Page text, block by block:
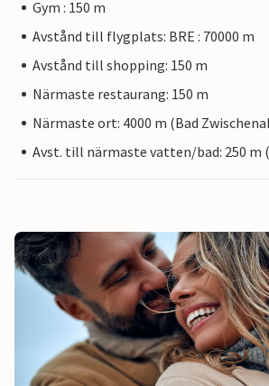
Gym : 150 m
Avstånd till flygplats: BRE : 70000 m
Avstånd till shopping: 150 m
Närmaste restaurang: 150 m
Närmaste ort: 4000 m (Bad
Avst. till närmaste vatten/bad: 250 m